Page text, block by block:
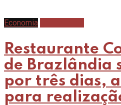
Economia
Restaurante
de Brazlândia
por três dias,
para